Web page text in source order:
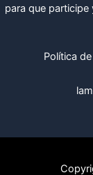
para que
Política